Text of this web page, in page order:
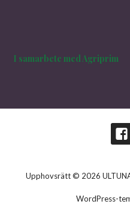
I samarbete med Agriprim
Upphovsrätt © 2026
WordPress-